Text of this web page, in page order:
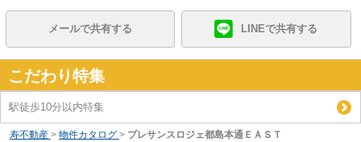
メールで共有する LINEで共有する
こだわり特集
駅徒歩10分以内特集
寿不動産 > 物件カタログ > プレサンスロジェ都島本通ＥＡＳＴ